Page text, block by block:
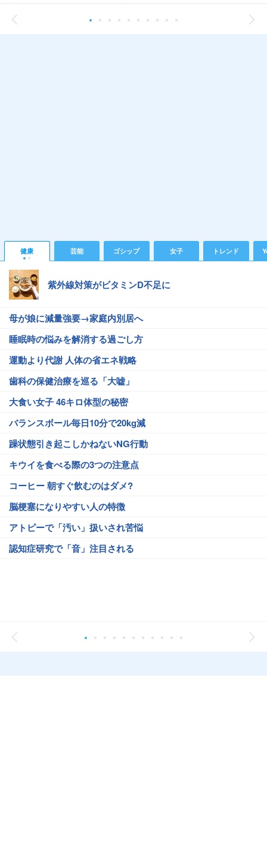
健康 芸能 ゴシップ 女子 トレンド
紫外線対策がビタミンD不足に
母が娘に減量強要→家庭内別居へ
睡眠時の悩みを解消する過ごし方
運動より代謝 人体の省エネ戦略
歯科の保健治療を巡る「大嘘」
大食い女子 46キロ体型の秘密
バランスボール毎日10分で20kg減
躁状態引き起こしかねないNG行動
キウイを食べる際の3つの注意点
コーヒー 朝すぐ飲むのはダメ?
脳梗塞になりやすい人の特徴
アトピーで「汚い」扱いされ苦悩
認知症研究で「音」注目される